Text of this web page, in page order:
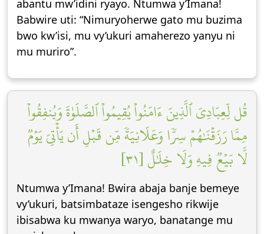
abantu mw’idini ryayo. Ntumwa y’Imana!
Babwire uti: “Nimuryoherwe gato mu buzima
bwo kw’isi, mu vy’ukuri amaherezo yanyu ni
mu muriro”.
قُل لِّعِبَادِيَ ٱلَّذِينَ ءَامَنُواْ يُقِيمُواْ ٱلصَّلَوٰةَ وَيُنفِقُواْ
مِمَّا رَزَقۡنَٰهُمۡ سِرّٗا وَعَلَانِيَةٗ مِّن قَبۡلِ أَن يَأۡتِيَ يَوۡمٞ
لَّا بَيۡعٞ فِيهِ وَلَا خِلَٰلٌ [٣١]
Ntumwa y’Imana! Bwira abaja banje bemeye
vy’ukuri, batsimbataze isengesho rikwije
ibisabwa ku mwanya waryo, banatange mu